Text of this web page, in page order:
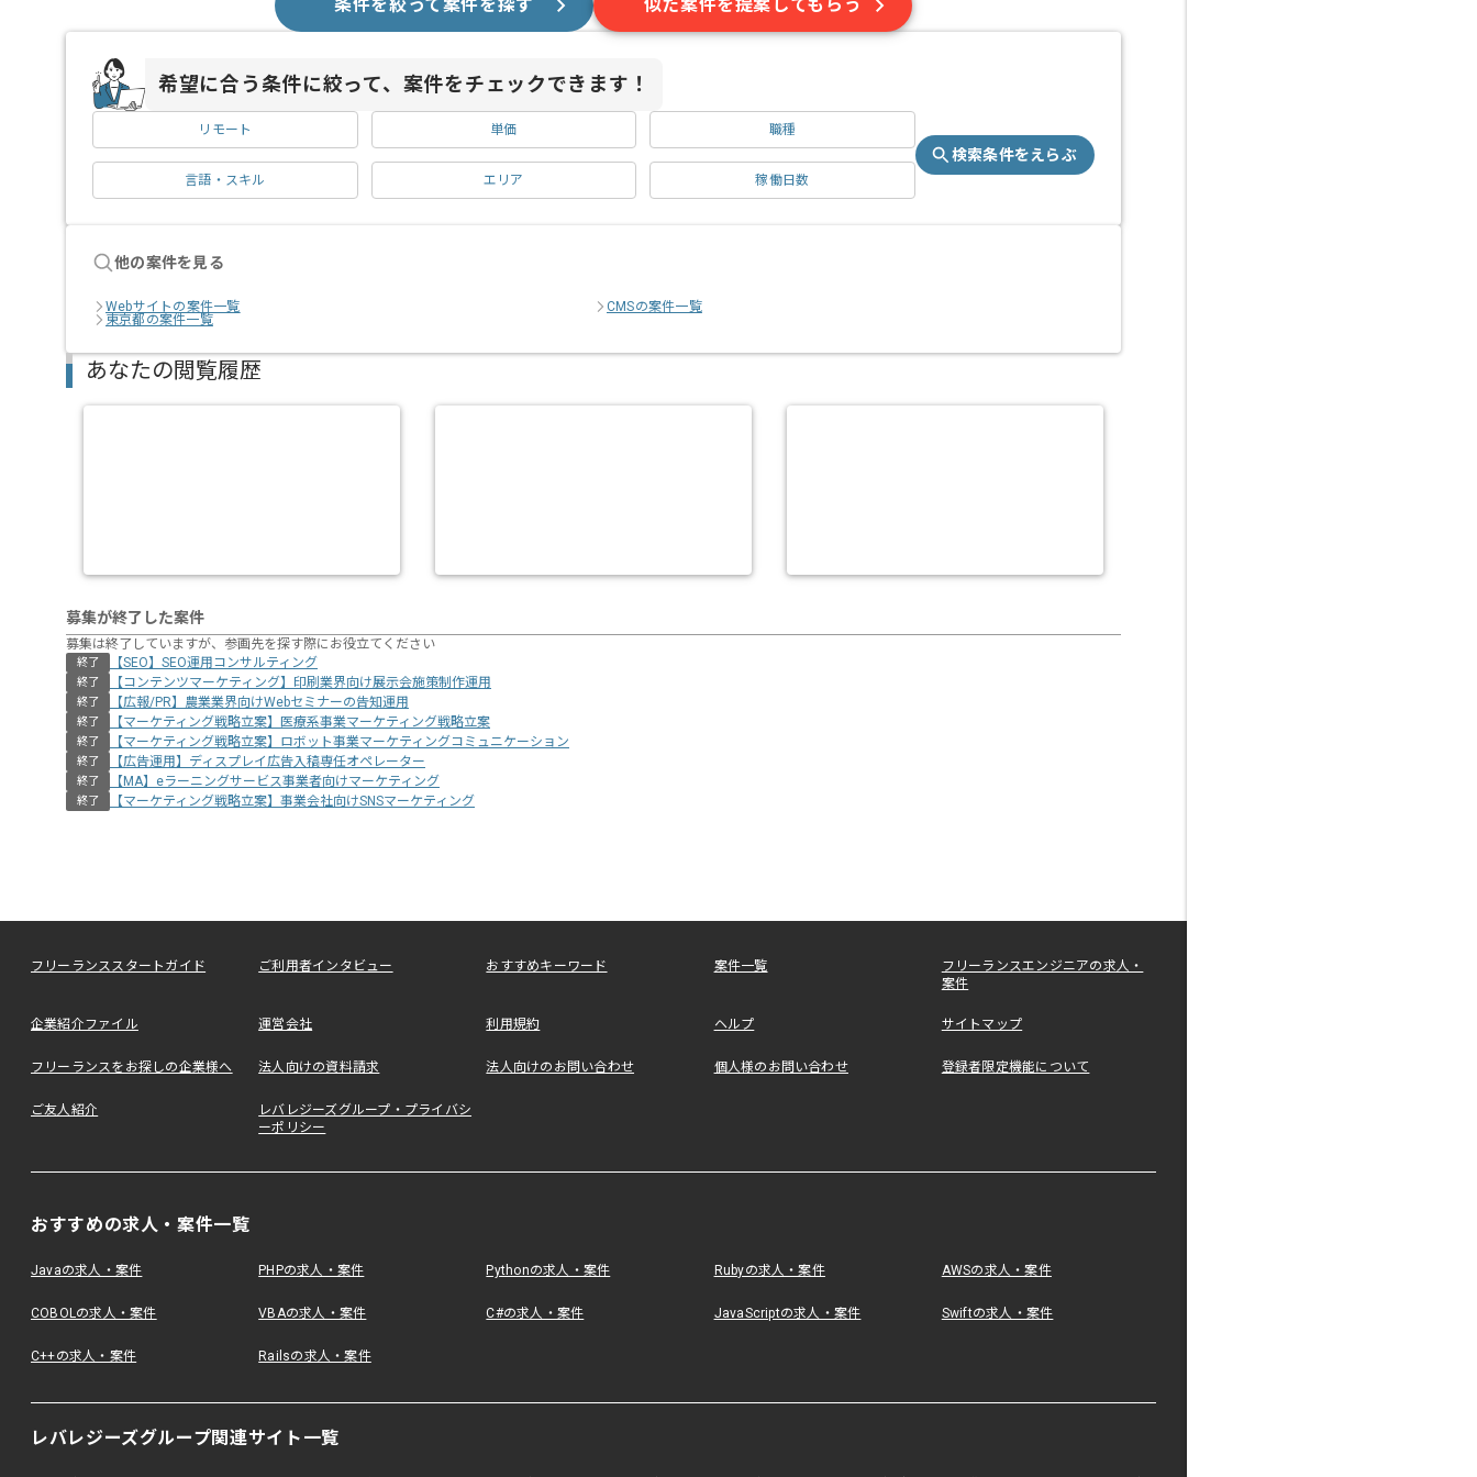
条件を絞って案件を探す 似た案件を提案してもらう
希望に合う条件に絞って、案件をチェックできます！
リモート 単価 職種
言語・スキル エリア 稼働日数
検索条件をえらぶ
他の案件を見る
Webサイトの案件一覧
CMSの案件一覧
東京都の案件一覧
あなたの閲覧履歴
募集が終了した案件
募集は終了していますが、参画先を探す際にお役立てください
終了 【SEO】SEO運用コンサルティング
終了 【コンテンツマーケティング】印刷業界向け展示会施策制作運用
終了 【広報/PR】農業業界向けWebセミナーの告知運用
終了 【マーケティング戦略立案】医療系事業マーケティング戦略立案
終了 【マーケティング戦略立案】ロボット事業マーケティングコミュニケーション
終了 【広告運用】ディスプレイ広告入稿専任オペレーター
終了 【MA】eラーニングサービス事業者向けマーケティング
終了 【マーケティング戦略立案】事業会社向けSNSマーケティング
フリーランススタートガイド ご利用者インタビュー おすすめキーワード 案件一覧
フリーランスエンジニアの求人・
案件
企業紹介ファイル 運営会社 利用規約 ヘルプ サイトマップ
フリーランスをお探しの企業様へ 法人向けの資料請求 法人向けのお問い合わせ 個人様のお問い合わせ 登録者限定機能について
ご友人紹介
レバレジーズグループ・プライバシ
ーポリシー
おすすめの求人・案件一覧
Javaの求人・案件 PHPの求人・案件 Pythonの求人・案件 Rubyの求人・案件 AWSの求人・案件
COBOLの求人・案件 VBAの求人・案件 C#の求人・案件 JavaScriptの求人・案件 Swiftの求人・案件
C++の求人・案件 Railsの求人・案件
レバレジーズグループ関連サイト一覧